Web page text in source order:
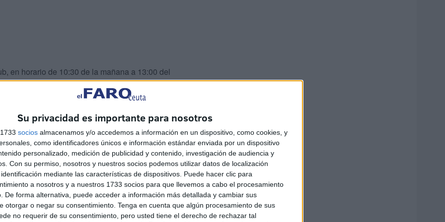
Su privacidad es importante para nosotros
socios almacenamos y/o accedemos a información en un dispositivo, como cookies, y
como identificadores únicos e información estándar enviada por un dispositivo
personalizado, medición de publicidad y contenido, investigación de audiencia y
Con su permiso, nosotros y nuestros socios podemos utilizar datos de localización
mediante las características de dispositivos. Puede hacer clic para
a nosotros y a nuestros 1733 socios para que llevemos a cabo el procesamiento
De forma alternativa, puede acceder a información más detallada y cambiar sus
otorgar o negar su consentimiento. Tenga en cuenta que algún procesamiento de sus
no requerir de su consentimiento, pero usted tiene el derecho de rechazar tal
en horario de 10:30 de la mañana a 13:00 del
estarán disponibles también en la cafetería
para este encuentro en un principio con todos los
entrenamiento de este viernes para saber la
este debut liguero como local ante el filial culé.